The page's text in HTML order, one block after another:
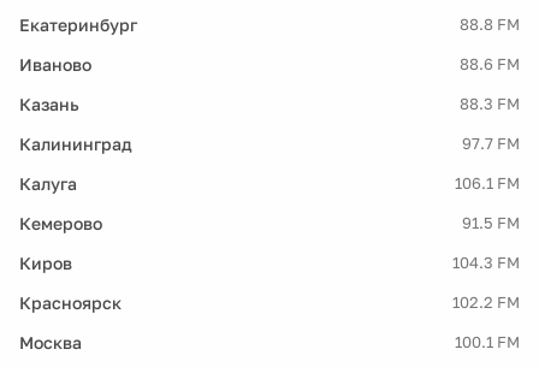
Екатеринбург 88.8 FM
Иваново 88.6 FM
Казань 88.3 FM
Калининград 97.7 FM
Калуга 106.1 FM
Кемерово 91.5 FM
Киров 104.3 FM
Красноярск 102.2 FM
Москва 100.1 FM